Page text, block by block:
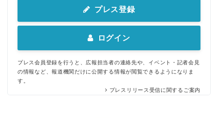
プレス登録
ログイン
プレス会員登録を行うと、広報担当者の連絡先や、イベント・記者会見
の情報など、報道機関だけに公開する情報が閲覧できるようになりま
す。
プレスリリース受信に関するご案内